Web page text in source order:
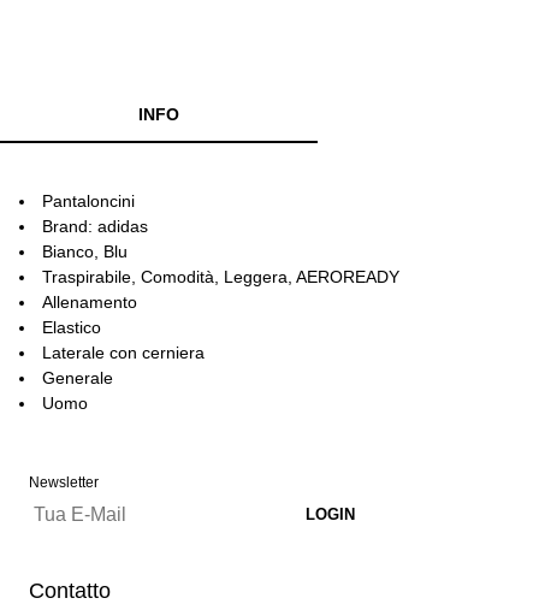
INFO
Pantaloncini
Brand: adidas
Bianco, Blu
Traspirabile, Comodità, Leggera, AEROREADY
Allenamento
Elastico
Laterale con cerniera
Generale
Uomo
Newsletter
Contatto